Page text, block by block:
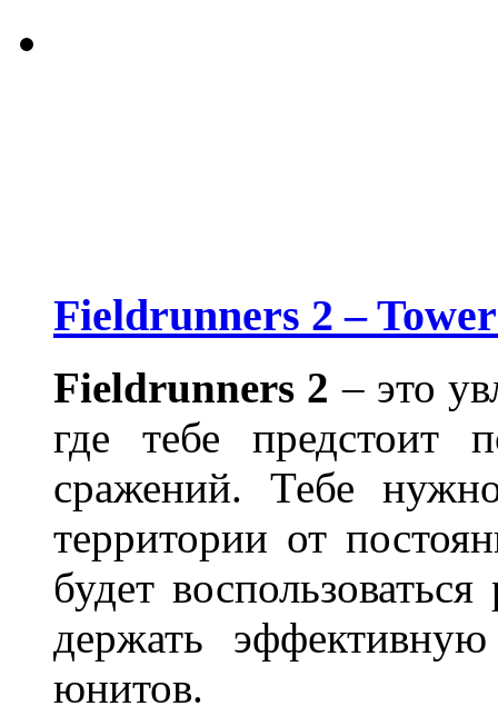
Fieldrunners 2 –
Fieldrunners 2– это
где тебе предстоит
сражений. Тебе
территории от
будет
держать
юнитов.